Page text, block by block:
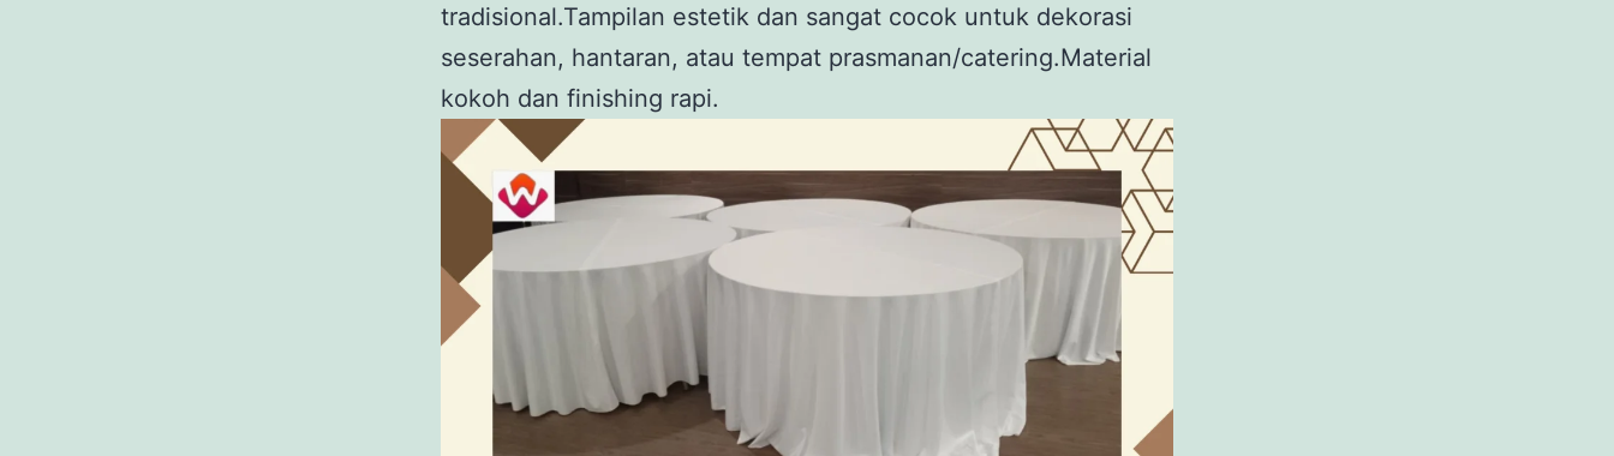
tradisional.Tampilan estetik dan sangat cocok untuk dekorasi
seserahan, hantaran, atau tempat prasmanan/catering.Material
kokoh dan finishing rapi.